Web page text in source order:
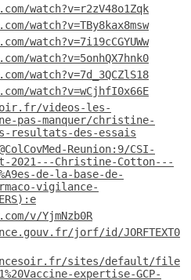
watch?v=r2zV48o1Zqk
watch?v=TBy8kax8msw
watch?v=7i19cCGYUWw
watch?v=5onhQX7hnk0
watch?v=7d_3QCZlS18
watch?v=wCjhfI0x66E
videos-les-
pas-manquer/christine-
resultats-des-essais
Reunion:9/CSI-
2021---Christine-Cotton---
de-la-base-de-
vigilance-
v/YjmNzb0R
jorf/id/JORFTEXT0
sites/default/file
expertise-GCP-